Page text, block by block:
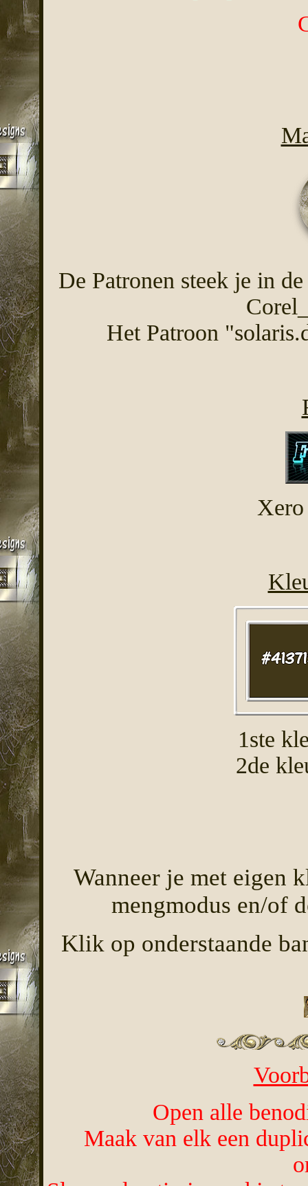
De Patronen steek je in
Het Patroon
1ste
2de
Wanneer je met eigen
mengmodus en/of
Klik op onderstaande
Open alle
Maak van elk een